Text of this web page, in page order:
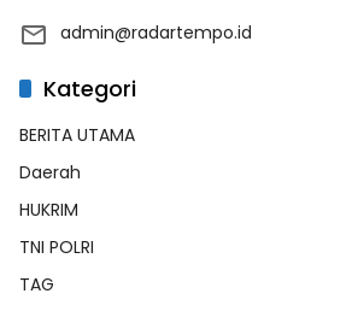
admin@radartempo.id
Kategori
BERITA UTAMA
Daerah
HUKRIM
TNI POLRI
TAG